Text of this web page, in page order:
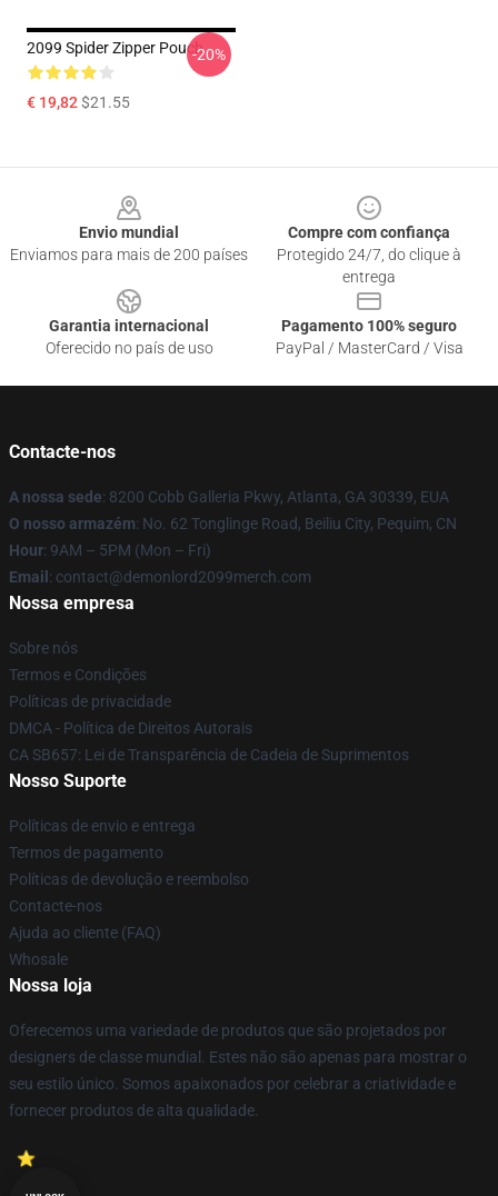
2099 Spider Zipper Pouch
€ 19,82$21.55
-20%
Envio mundial
Enviamos para mais de 200 países
Compre com confiança
Protegido 24/7, do clique à
entrega
Garantia internacional
Oferecido no país de uso
Pagamento 100% seguro
PayPal / MasterCard / Visa
Contacte-nos
A nossa sede: 8200 Cobb Galleria Pkwy, Atlanta, GA 30339, EUA
O nosso armazém: No. 62 Tonglinge Road, Beiliu City, Pequim, CN
Hour: 9AM – 5PM (Mon – Fri)
Email : contact@demonlord2099merch.com
Nossa empresa
Sobre nós
Termos e Condições
Políticas de privacidade
DMCA - Política de Direitos Autorais
CA SB657: Lei de Transparência de Cadeia de Suprimentos
Nosso Suporte
Políticas de envio e entrega
Termos de pagamento
Políticas de devolução e reembolso
Contacte-nos
Ajuda ao cliente (FAQ)
Whosale
Nossa loja
Oferecemos uma variedade de produtos que são projetados por
designers de classe mundial. Estes não são apenas para mostrar o
seu estilo único. Somos apaixonados por celebrar a criatividade e
fornecer produtos de alta qualidade.